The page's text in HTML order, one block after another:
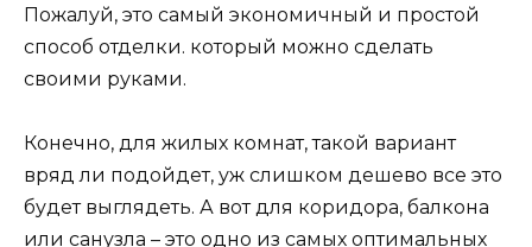
Пожалуй, это самый экономичный и простой
способ отделки. который можно сделать
своими руками.
Конечно, для жилых комнат, такой вариант
вряд ли подойдет, уж слишком дешево все это
будет выглядеть. А вот для коридора, балкона
или санузла – это одно из самых оптимальных